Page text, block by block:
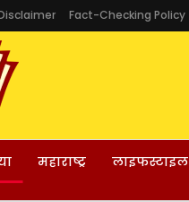
Fact-Checking Policy
महाराष्ट्र लाइफस्टाइल